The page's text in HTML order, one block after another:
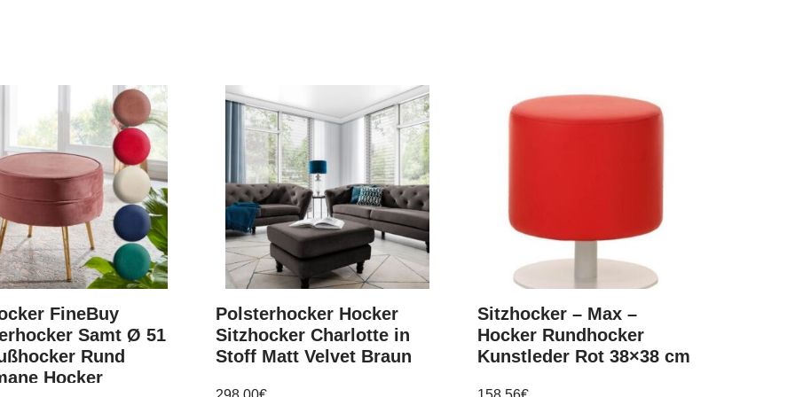
FineBuy
Samt Ø 51
Rund
Hocker
Polsterhocker Hocker
Sitzhocker Charlotte in
Stoff Matt Velvet Braun
Sitzhocker – Max –
Hocker Rundhocker
Kunstleder Rot 38×38 cm